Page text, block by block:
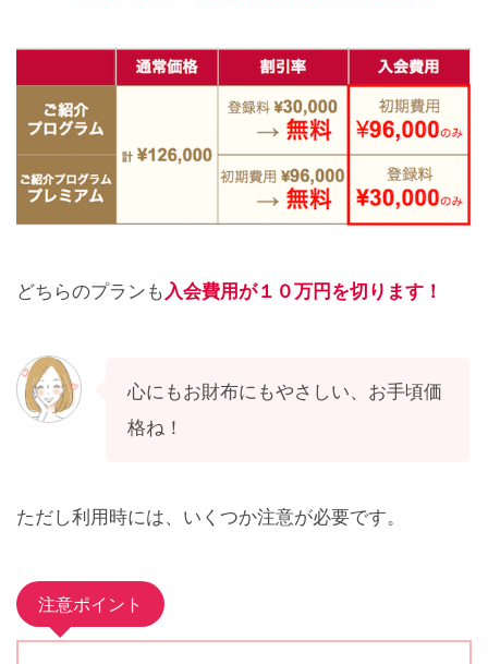
どちらのプランも 入会費用が１０万円を切ります！
心にもお財布にもやさしい、お手頃価
格ね！
ただし利用時には、いくつか注意が必要です。
注意ポイント